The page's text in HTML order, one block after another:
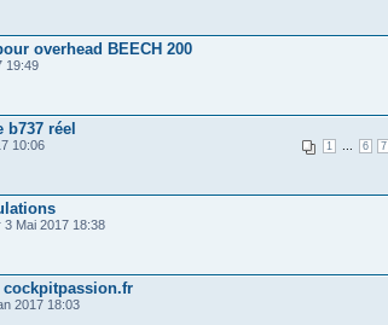
overhead BEECH 200
19:49
réel
1 6 7
10:06
3 Mai 2017 18:38
cockpitpassion.fr
2017 18:03